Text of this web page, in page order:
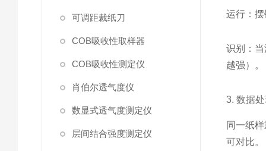
可调距裁纸刀
COB吸收性取样器
COB吸收性测定仪
肖伯尔透气度仪
数显式透气度测定仪
层间结合强度测定仪
运行：
识别：
越强）。
3. 数据
同一纸
可对比。